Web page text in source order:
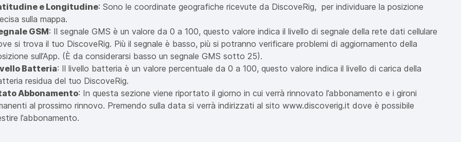
e Longitudine: Sono le coordinate geografiche ricevute da DiscoveRig, per individuare la posizione
sulla mappa.
GSM: Il segnale GMS è un valore da 0 a 100, questo valore indica il livello di segnale della rete dati cellulare
si trova il tuo DiscoveRig. Più il segnale è basso, più si potranno verificare problemi di aggiornamento della
sull’App. (È da considerarsi basso un segnale GMS sotto 25).
Batteria: Il livello batteria è un valore percentuale da 0 a 100, questo valore indica il livello di carica della
residua del tuo DiscoveRig.
Abbonamento: In questa sezione viene riportato il giorno in cui verrà rinnovato l’abbonamento e i gironi
al prossimo rinnovo. Premendo sulla data si verrà indirizzati al sito www.discoverig.it dove è possibile
l’abbonamento.